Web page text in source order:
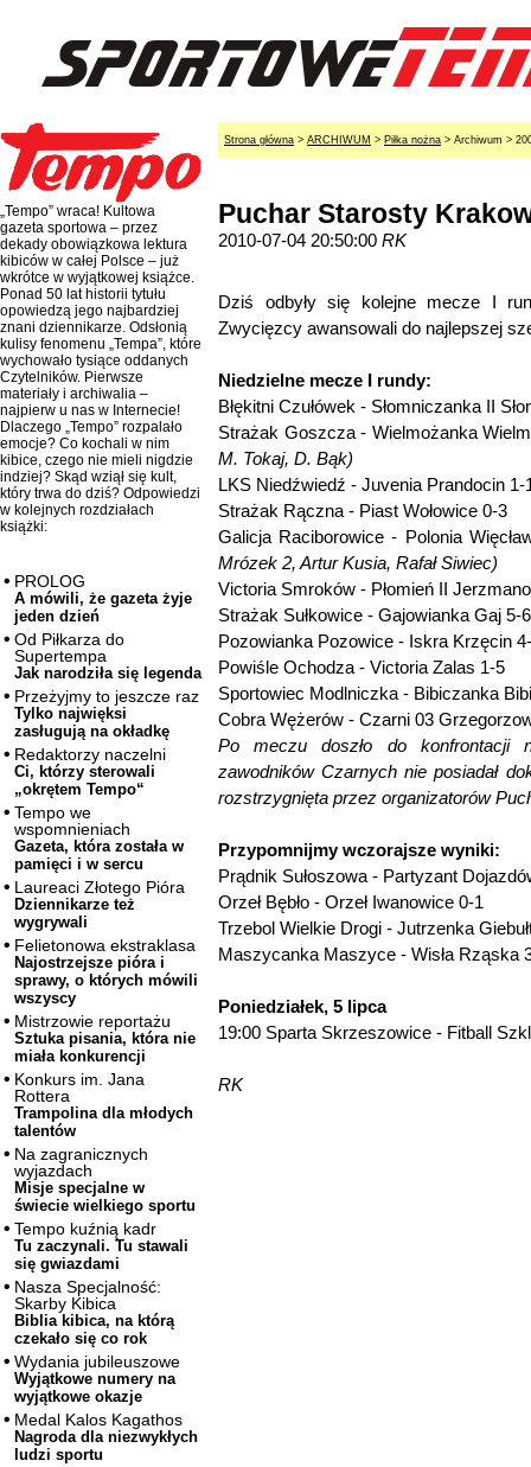
„Tempo” wraca! Kultowa
gazeta sportowa – przez
dekady obowiązkowa lektura
kibiców w całej Polsce – już
wkrótce w wyjątkowej książce.
Ponad 50 lat historii tytułu
opowiedzą jego najbardziej
znani dziennikarze. Odsłonią
kulisy fenomenu „Tempa”, które
wychowało tysiące oddanych
Czytelników. Pierwsze
materiały i archiwalia –
najpierw u nas w Internecie!
Dlaczego „Tempo” rozpalało
emocje? Co kochali w nim
kibice, czego nie mieli nigdzie
indziej? Skąd wziął się kult,
który trwa do dziś? Odpowiedzi
w kolejnych rozdziałach
książki:
PROLOG
A mówili, że gazeta żyje
jeden dzień
Od Piłkarza do
Supertempa
Jak narodziła się legenda
Przeżyjmy to jeszcze raz
Tylko najwięksi
zasługują na okładkę
Redaktorzy naczelni
Ci, którzy sterowali
„okrętem Tempo“
Tempo we
wspomnieniach
Gazeta, która została w
pamięci i w sercu
Laureaci Złotego Pióra
Dziennikarze też
wygrywali
Felietonowa ekstraklasa
Najostrzejsze pióra i
sprawy, o których mówili
wszyscy
Mistrzowie reportażu
Sztuka pisania, która nie
miała konkurencji
Konkurs im. Jana
Rottera
Trampolina dla młodych
talentów
Na zagranicznych
wyjazdach
Misje specjalne w
świecie wielkiego sportu
Tempo kuźnią kadr
Tu zaczynali. Tu stawali
się gwiazdami
Nasza Specjalność:
Skarby Kibica
Biblia kibica, na którą
czekało się co rok
Wydania jubileuszowe
Wyjątkowe numery na
wyjątkowe okazje
Medal Kalos Kagathos
Nagroda dla niezwykłych
ludzi sportu
Strona główna > ARCHIWUM > Piłka nożna > Archiwum >
Puchar Starosty
2010-07-04 20:50:00 RK
Dziś odbyły się kolejne mecze I
Zwycięzcy awansowali do najlepszej
Niedzielne mecze I rundy:
Błękitni Czułówek - Słomniczanka II
Strażak Goszcza - Wielmożanka
M. Tokaj, D. Bąk)
LKS Niedźwiedź - Juvenia Prandocin 1-
Strażak Rączna - Piast Wołowice 0-3
Galicja Raciborowice - Polonia
Mrózek 2, Artur Kusia, Rafał Siwiec)
Victoria Smroków - Płomień II
Strażak Sułkowice - Gajowianka Gaj 5-6
Pozowianka Pozowice - Iskra Krzęcin
Powiśle Ochodza - Victoria Zalas 1-5
Sportowiec Modlniczka - Bibiczanka
Cobra Wężerów - Czarni 03
Po meczu doszło do
zawodników Czarnych nie posiadał
rozstrzygnięta przez organizatorów
Przypomnijmy wczorajsze wyniki:
Prądnik Sułoszowa - Partyzant
Orzeł Bębło - Orzeł Iwanowice 0-1
Trzebol Wielkie Drogi - Jutrzenka
Maszycanka Maszyce - Wisła Rząska
Poniedziałek, 5 lipca
19:00 Sparta Skrzeszowice - Fitball
RK